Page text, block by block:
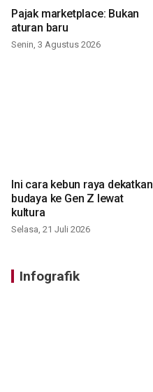
Pajak marketplace: Bukan
aturan baru
Senin, 3 Agustus 2026
Ini cara kebun raya dekatkan
budaya ke Gen Z lewat
kultura
Selasa, 21 Juli 2026
Infografik